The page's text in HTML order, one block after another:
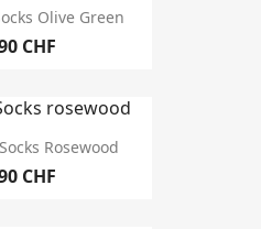
Olive Green
CHF
Rosewood
CHF